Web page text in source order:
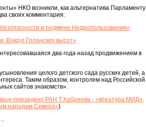
НКО возникли, как альтернатива Парламенту
своих комментария:
и подмене Недропользования»
Вокруг Голанских высот»
два года назад продвижением в
целого детского сада русских детей, а
Таким образом, контролем над Российской
сайтов знакомств».
президент РАН Т.Хабриева - «креатура МИД»,
народам Севера»)